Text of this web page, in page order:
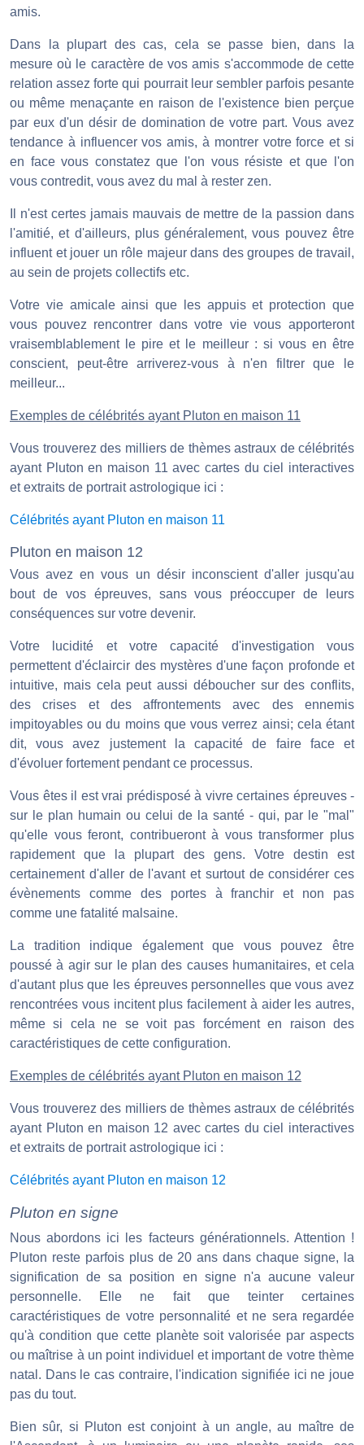
amis.
Dans la plupart des cas, cela se passe bien, dans la
mesure où le caractère de vos amis s'accommode de cette
relation assez forte qui pourrait leur sembler parfois pesante
ou même menaçante en raison de l'existence bien perçue
par eux d'un désir de domination de votre part. Vous avez
tendance à influencer vos amis, à montrer votre force et si
en face vous constatez que l'on vous résiste et que l'on
vous contredit, vous avez du mal à rester zen.
Il n'est certes jamais mauvais de mettre de la passion dans
l'amitié, et d'ailleurs, plus généralement, vous pouvez être
influent et jouer un rôle majeur dans des groupes de travail,
au sein de projets collectifs etc.
Votre vie amicale ainsi que les appuis et protection que
vous pouvez rencontrer dans votre vie vous apporteront
vraisemblablement le pire et le meilleur : si vous en être
conscient, peut-être arriverez-vous à n'en filtrer que le
meilleur...
Exemples de célébrités ayant Pluton en maison 11
Vous trouverez des milliers de thèmes astraux de célébrités
ayant Pluton en maison 11 avec cartes du ciel interactives
et extraits de portrait astrologique ici :
Célébrités ayant Pluton en maison 11
Pluton en maison 12
Vous avez en vous un désir inconscient d'aller jusqu'au
bout de vos épreuves, sans vous préoccuper de leurs
conséquences sur votre devenir.
Votre lucidité et votre capacité d'investigation vous
permettent d'éclaircir des mystères d'une façon profonde et
intuitive, mais cela peut aussi déboucher sur des conflits,
des crises et des affrontements avec des ennemis
impitoyables ou du moins que vous verrez ainsi; cela étant
dit, vous avez justement la capacité de faire face et
d'évoluer fortement pendant ce processus.
Vous êtes il est vrai prédisposé à vivre certaines épreuves -
sur le plan humain ou celui de la santé - qui, par le "mal"
qu'elle vous feront, contribueront à vous transformer plus
rapidement que la plupart des gens. Votre destin est
certainement d'aller de l'avant et surtout de considérer ces
évènements comme des portes à franchir et non pas
comme une fatalité malsaine.
La tradition indique également que vous pouvez être
poussé à agir sur le plan des causes humanitaires, et cela
d'autant plus que les épreuves personnelles que vous avez
rencontrées vous incitent plus facilement à aider les autres,
même si cela ne se voit pas forcément en raison des
caractéristiques de cette configuration.
Exemples de célébrités ayant Pluton en maison 12
Vous trouverez des milliers de thèmes astraux de célébrités
ayant Pluton en maison 12 avec cartes du ciel interactives
et extraits de portrait astrologique ici :
Célébrités ayant Pluton en maison 12
Pluton en signe
Nous abordons ici les facteurs générationnels. Attention !
Pluton reste parfois plus de 20 ans dans chaque signe, la
signification de sa position en signe n'a aucune valeur
personnelle. Elle ne fait que teinter certaines
caractéristiques de votre personnalité et ne sera regardée
qu'à condition que cette planète soit valorisée par aspects
ou maîtrise à un point individuel et important de votre thème
natal. Dans le cas contraire, l'indication signifiée ici ne joue
pas du tout.
Bien sûr, si Pluton est conjoint à un angle, au maître de